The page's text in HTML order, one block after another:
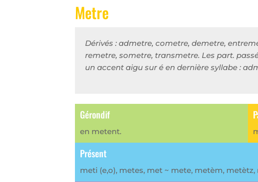
Metre
Dérivés : admetre, cometre, demetre,
remetre, sometre, transmetre. Les part.
un accent aigu sur é en dernière syllabe :
Gérondif
en metent.
Présent
meti (e,o), metes, met ~ mete, metèm, metètz,